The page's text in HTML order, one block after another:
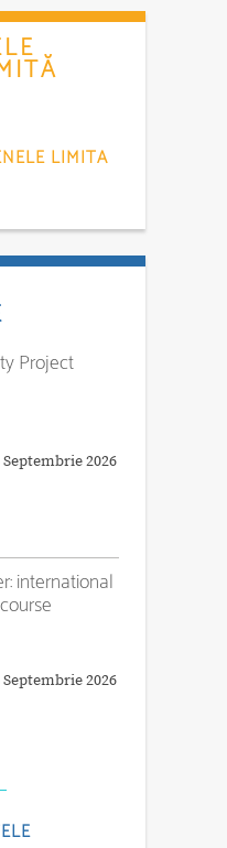
LIMITA
Project
Septembrie 2026
international
Septembrie 2026